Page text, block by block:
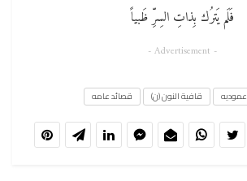
فَلَم يَترُك بِذاتِ السِرِّ ظَبياً
- Advertisement -
عموديه قافية النون (ن) قصائد عامه